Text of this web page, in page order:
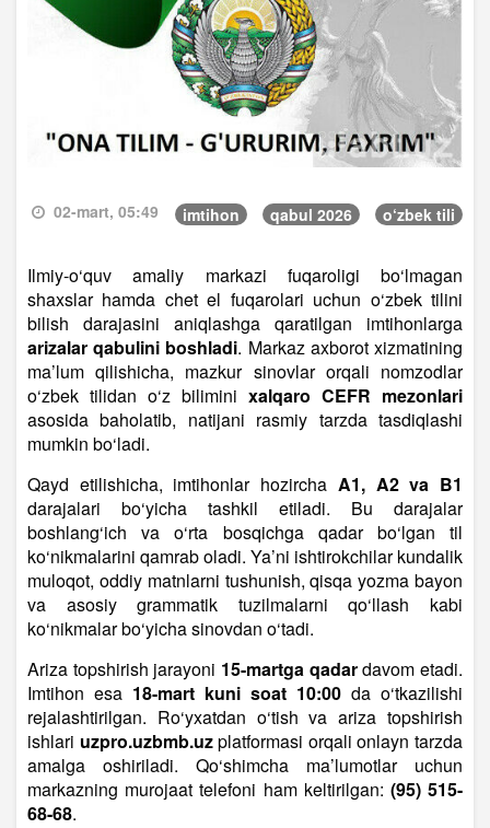
02-mart, 05:49 imtihon qabul 2026 o‘zbek tili
Ilmiy-o‘quv amaliy markazi fuqaroligi bo‘lmagan
shaxslar hamda chet el fuqarolari uchun o‘zbek tilini
bilish darajasini aniqlashga qaratilgan imtihonlarga
arizalar qabulini boshladi. Markaz axborot xizmatining
ma’lum qilishicha, mazkur sinovlar orqali nomzodlar
o‘zbek tilidan o‘z bilimini xalqaro CEFR mezonlari
asosida baholatib, natijani rasmiy tarzda tasdiqlashi
mumkin bo‘ladi.
Qayd etilishicha, imtihonlar hozircha A1, A2 va B1
darajalari bo‘yicha tashkil etiladi. Bu darajalar
boshlang‘ich va o‘rta bosqichga qadar bo‘lgan til
ko‘nikmalarini qamrab oladi. Ya’ni ishtirokchilar kundalik
muloqot, oddiy matnlarni tushunish, qisqa yozma bayon
va asosiy grammatik tuzilmalarni qo‘llash kabi
ko‘nikmalar bo‘yicha sinovdan o‘tadi.
Ariza topshirish jarayoni 15-martga qadardavom etadi.
Imtihon esa 18-mart kuni soat 10:00 da o‘tkazilishi
rejalashtirilgan. Ro‘yxatdan o‘tish va ariza topshirish
ishlari uzpro.uzbmb.uzplatformasi orqali onlayn tarzda
amalga oshiriladi. Qo‘shimcha ma’lumotlar uchun
markazning murojaat telefoni ham keltirilgan: (95) 515-
68-68.